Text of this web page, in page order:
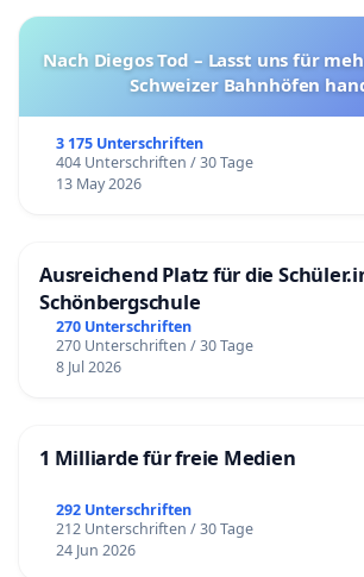
Nach Diegos Tod – Lasst uns für
Schweizer Bahnhöfen
3 175 Unterschriften
404 Unterschriften / 30 Tage
13 May 2026
Ausreichend Platz für die
Schönbergschule
270 Unterschriften
270 Unterschriften / 30 Tage
8 Jul 2026
1 Milliarde für freie Medien
292 Unterschriften
212 Unterschriften / 30 Tage
24 Jun 2026